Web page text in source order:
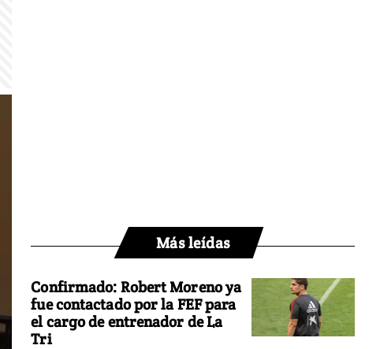
Más leídas
Confirmado: Robert Moreno ya
fue contactado por la FEF para
el cargo de entrenador de La
Tri